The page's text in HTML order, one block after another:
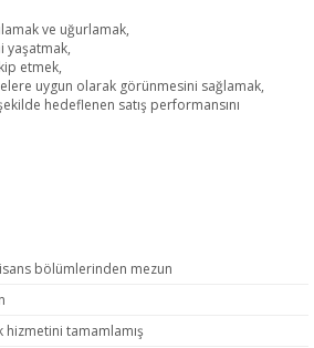
ve uğurlamak,
yaşatmak,
etmek,
uygun olarak görünmesini sağlamak,
hedeflenen satış performansını
bölümlerinden mezun
hizmetini tamamlamış